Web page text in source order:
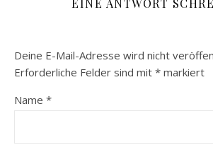
EINE ANTWORT
Deine E-Mail-Adresse wird nicht
Erforderliche Felder sind mit * markiert
Name *